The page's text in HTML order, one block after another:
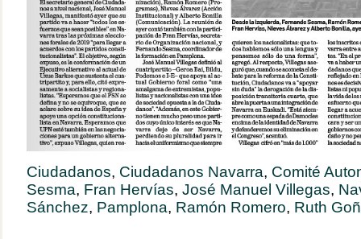
Ciudadanos, Ciudadanos Navarra, Comité
Sesma, Fran Hervías, José Manuel Villegas,
Sánchez, Pamplona, Ramón Romero, Ruth